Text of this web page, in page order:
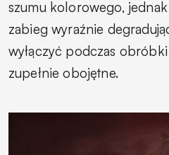
szumu kolorowego,
zabieg wyraźnie
wyłączyć podczas
zupełnie obojętne.